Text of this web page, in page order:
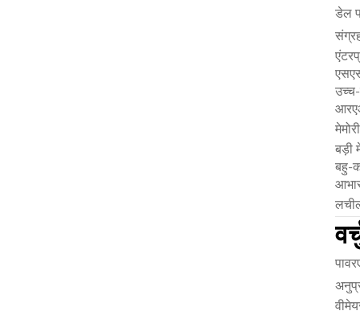
डेल
बड़ी
बहु-